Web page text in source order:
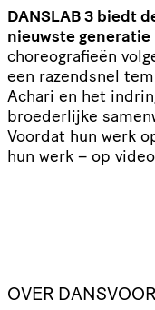
DANSLAB 3 biedt
nieuwste
choreografieën
een razendsnel
Achari en het
broederlijke
Voordat hun werk
hun werk – op
OVER